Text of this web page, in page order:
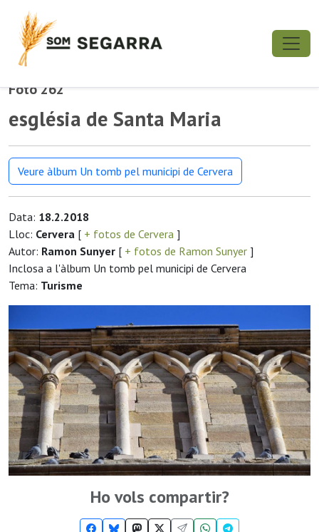
Foto 262
església de Santa Maria
Veure àlbum Un tomb pel municipi de Cervera
Data: 18.2.2018
Lloc: Cervera [ + fotos de Cervera ]
Autor: Ramon Sunyer [ + fotos de Ramon Sunyer ]
Inclosa a l'àlbum Un tomb pel municipi de Cervera
Tema: Turisme
Ho vols compartir?